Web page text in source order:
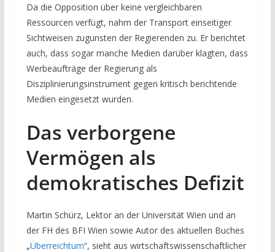
Da die Opposition über keine vergleichbaren
Ressourcen verfügt, nahm der Transport einseitiger
Sichtweisen zugunsten der Regierenden zu. Er berichtet
auch, dass sogar manche Medien darüber klagten, dass
Werbeaufträge der Regierung als
Disziplinierungsinstrument gegen kritisch berichtende
Medien eingesetzt wurden.
Das verborgene
Vermögen als
demokratisches Defizit
Martin Schürz, Lektor an der Universität Wien und an
der FH des BFI Wien sowie Autor des aktuellen Buches
„Überreichtum“, sieht aus wirtschaftswissenschaftlicher